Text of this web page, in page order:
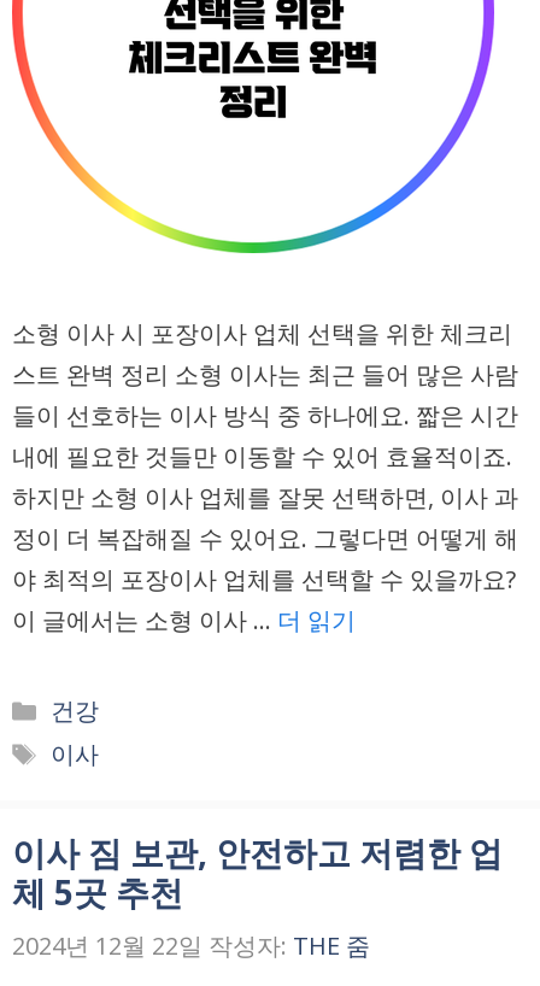
소형 이사 시 포장이사 업체 선택을 위한 체크리
스트 완벽 정리 소형 이사는 최근 들어 많은 사람
들이 선호하는 이사 방식 중 하나에요. 짧은 시간
내에 필요한 것들만 이동할 수 있어 효율적이죠.
하지만 소형 이사 업체를 잘못 선택하면, 이사 과
정이 더 복잡해질 수 있어요. 그렇다면 어떻게 해
야 최적의 포장이사 업체를 선택할 수 있을까요?
이 글에서는 소형 이사 … 더 읽기
카
테
건강
태
이사
이사 짐 보관, 안전하고 저렴한 업
체 5곳 추천
2024년 12월 22일 작성자: THE 줌